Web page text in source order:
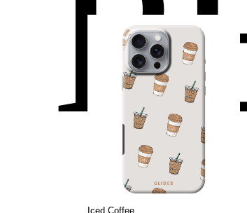
Iced Coffee